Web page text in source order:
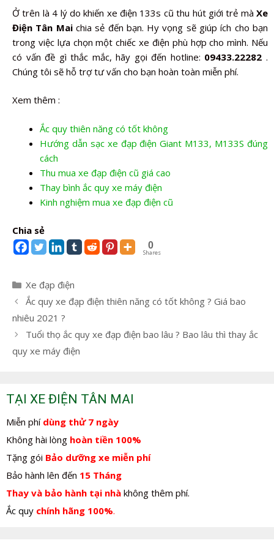
Ở trên là 4 lý do khiến xe điện 133s cũ thu hút giới trẻ mà Xe
Điện Tân Maichia sẻ đến bạn. Hy vọng sẽ giúp ích cho bạn
trong việc lựa chọn một chiếc xe điện phù hợp cho mình. Nếu
có vấn đề gì thắc mắc, hãy gọi đến hotline: 09433.22282.
Chúng tôi sẽ hỗ trợ tư vấn cho bạn hoàn toàn miễn phí.
Xem thêm :
Ắc quy thiên năng có tốt không
Hướng dẫn sạc xe đạp điện Giant M133, M133S đúng
cách
Thu mua xe đạp điện cũ giá cao
Thay bình ắc quy xe máy điện
Kinh nghiệm mua xe đạp điện cũ
Chia sẻ
0
Shares
Danh
mục
Xe đạp điện
Điều
hướng
viết
Ắc quy xe đạp điện thiên năng có tốt không ? Giá bao
nhiêu 2021 ?
Tuổi thọ ắc quy xe đạp điện bao lâu ? Bao lâu thì thay ắc
quy xe máy điện
TẠI XE ĐIỆN TÂN MAI
Miễn phí dùng thử 7 ngày
Không hài lòng hoàn tiền 100%
Tặng gói Bảo dưỡng xe miễn phí
Bảo hành lên đến 15 Tháng
Thay và bảo hành tại nhà không thêm phí.
Ắc quy chính hãng 100%.